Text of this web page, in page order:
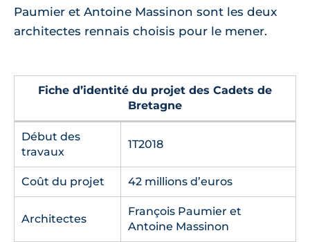
Paumier et Antoine Massinon sont les deux
architectes rennais choisis pour le mener.
Fiche d’identité du projet des Cadets de
Bretagne
Début des
travaux
1T2018
Coût du projet 42 millions d’euros
Architectes
François Paumier et
Antoine Massinon